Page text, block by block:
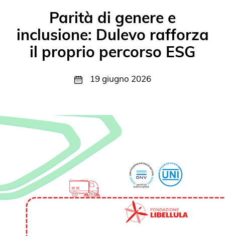
Parità di genere e
inclusione: Dulevo rafforza
il proprio percorso ESG
19 giugno 2026